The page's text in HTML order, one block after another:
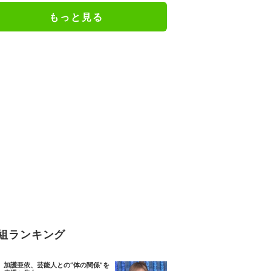
もっと見る
ランキング
加護亜依、芸能人との“体の関係”を